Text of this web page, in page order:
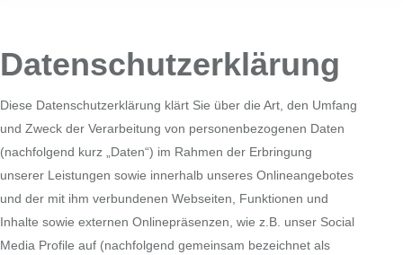
Datenschutzerklärung
Diese Datenschutzerklärung klärt Sie über die Art, den Umfang
und Zweck der Verarbeitung von personenbezogenen Daten
(nachfolgend kurz „Daten“) im Rahmen der Erbringung
unserer Leistungen sowie innerhalb unseres Onlineangebotes
und der mit ihm verbundenen Webseiten, Funktionen und
Inhalte sowie externen Onlinepräsenzen, wie z.B. unser Social
Media Profile auf (nachfolgend gemeinsam bezeichnet als